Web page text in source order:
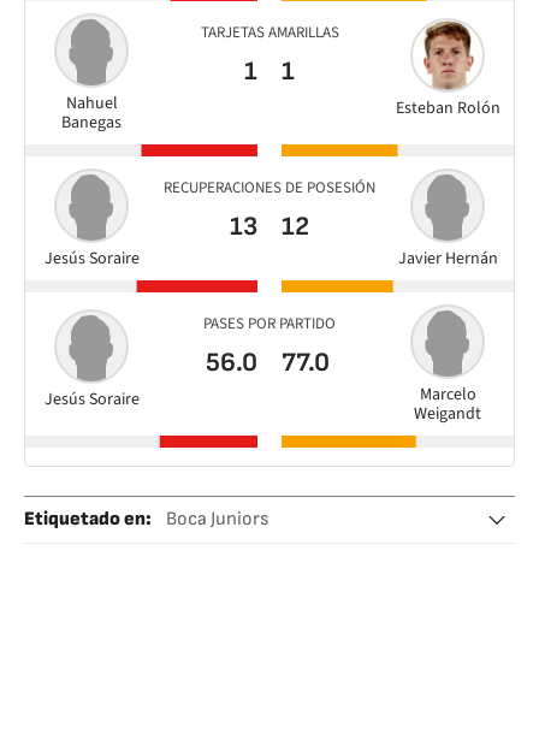
TARJETAS AMARILLAS
Nahuel
Banegas
1
Esteban Rolón
1
RECUPERACIONES DE POSESIÓN
Jesús Soraire
13
Javier Hernán
12
PASES POR PARTIDO
Jesús Soraire
56.0
Marcelo
Weigandt
77.0
Etiquetado en:
Boca Juniors